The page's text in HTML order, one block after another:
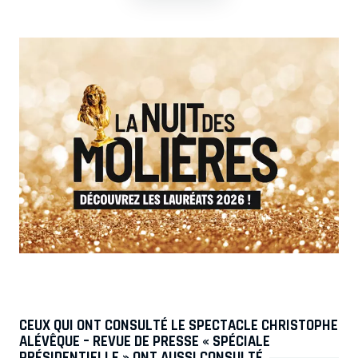
CEUX QUI ONT CONSULTÉ LE SPECTACLE CHRISTOPHE
ALÉVÊQUE – REVUE DE PRESSE « SPÉCIALE